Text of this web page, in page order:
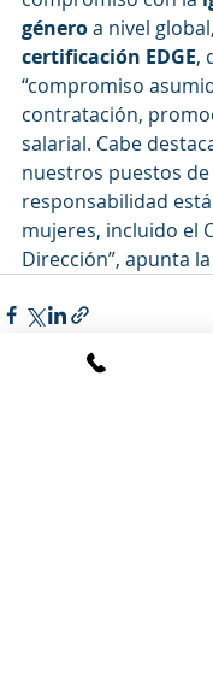
género a nivel
certificación EDGE,
“compromiso
contratación,
salarial. Cabe
nuestros puestos de
responsabilidad
mujeres, incluido el
Dirección”, apunta